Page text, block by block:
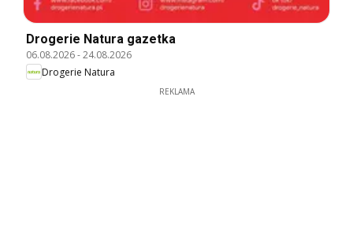
Drogerie Natura gazetka
06.08.2026-24.08.2026
Drogerie Natura
REKLAMA